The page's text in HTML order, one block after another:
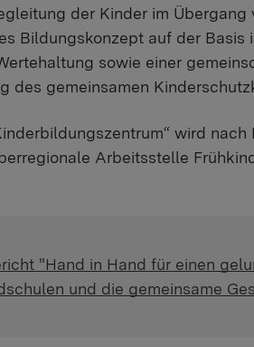
der Kinder im
Bildungskonzept auf der
sowie einer
des gemeinsamen
wird
Arbeitsstelle
"Hand in Hand für einen
und die gemeinsame